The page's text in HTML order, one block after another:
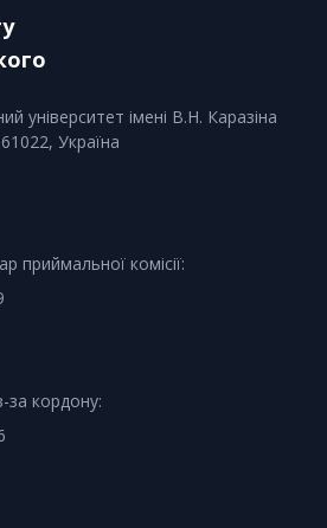
університет імені В.Н. Каразіна
Україна
приймальної комісії:
за кордону: